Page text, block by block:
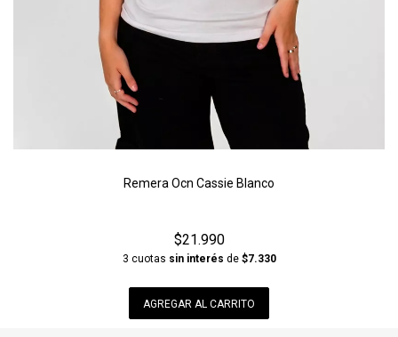
Remera Ocn Cassie Blanco
$21.990
3 cuotas sin interés de $7.330
AGREGAR AL CARRITO